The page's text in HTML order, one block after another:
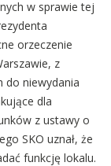
w sprawie tej
orzeczenie
z
do niewydania
dla
z ustawy o
SKO uznał, że
funkcję lokalu.